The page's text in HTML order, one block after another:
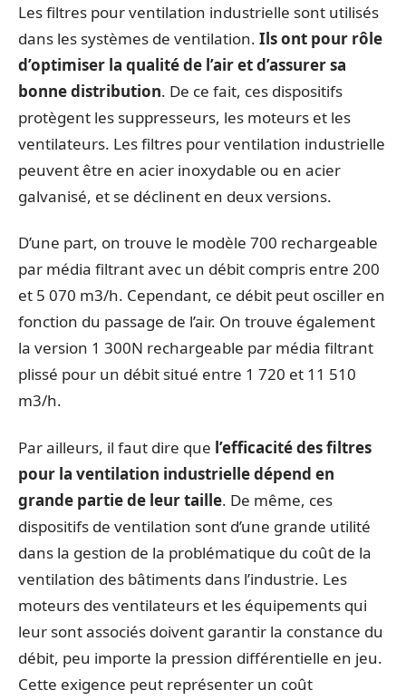
Les filtres pour ventilation industrielle sont utilisés
dans les systèmes de ventilation. Ils ont pour rôle
d’optimiser la qualité de l’air et d’assurer sa
bonne distribution. De ce fait, ces dispositifs
protègent les suppresseurs, les moteurs et les
ventilateurs. Les filtres pour ventilation industrielle
peuvent être en acier inoxydable ou en acier
galvanisé, et se déclinent en deux versions.
D’une part, on trouve le modèle 700 rechargeable
par média filtrant avec un débit compris entre 200
et 5 070 m3/h. Cependant, ce débit peut osciller en
fonction du passage de l’air. On trouve également
la version 1 300N rechargeable par média filtrant
plissé pour un débit situé entre 1 720 et 11 510
m3/h.
Par ailleurs, il faut dire que l’efficacité des filtres
pour la ventilation industrielle dépend en
grande partie de leur taille. De même, ces
dispositifs de ventilation sont d’une grande utilité
dans la gestion de la problématique du coût de la
ventilation des bâtiments dans l’industrie. Les
moteurs des ventilateurs et les équipements qui
leur sont associés doivent garantir la constance du
débit, peu importe la pression différentielle en jeu.
Cette exigence peut représenter un coût